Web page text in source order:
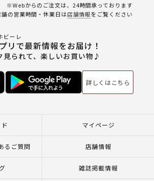
※Webからのご注文は、24時間承っております
の営業時間・休業日は店舗情報をご覧ください
ビーレ
リで最新情報をお届け！
見られて、楽しいお買い物♪
詳しくはこちら
マイページ
るご質問 店舗情報
雑誌掲載情報